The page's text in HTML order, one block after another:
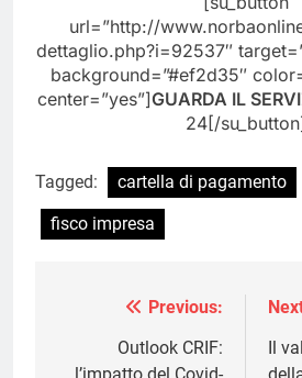
url=”http://
dettaglio.php?i=92537″
background=”#ef2d35″
center=”yes”]GUARDA IL
24[/
Tagged: cartella di pagamento
fisco impresa
Navigazione
articoli
Previous:
Outlook CRIF:
Il